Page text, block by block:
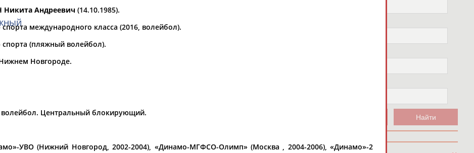
Не выбран
Место рождения
Не выбран
Андреевич (14.10.1985).
спорта международного класса (2016, волейбол).
спорта (пляжный волейбол).
Новгороде.
волейбол. Центральный блокирующий.
УВО (Нижний Новгород, 2002-2004), «Динамо-МГФСО-Олимп» (Москва , 2004-2006), «Динамо»-2